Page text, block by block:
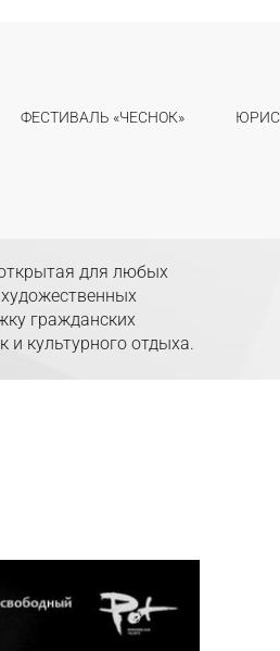
ФЕСТИВАЛЬ «ЧЕСНОК»
для любых
гражданских
и культурного отдыха.